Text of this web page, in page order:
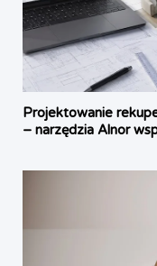
Projektowanie
– narzędzia Alnor